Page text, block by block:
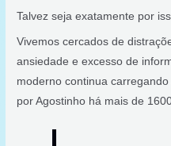
Talvez seja exatamente por
Vivemos cercados de
ansiedade e excesso de
moderno continua
por Agostinho há mais de